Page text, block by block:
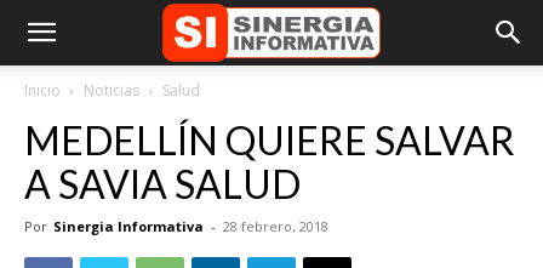
Inicio Noticias Salud
MEDELLÍN QUIERE SALVAR
A SAVIA SALUD
Por Sinergia Informativa - 28 febrero, 2018